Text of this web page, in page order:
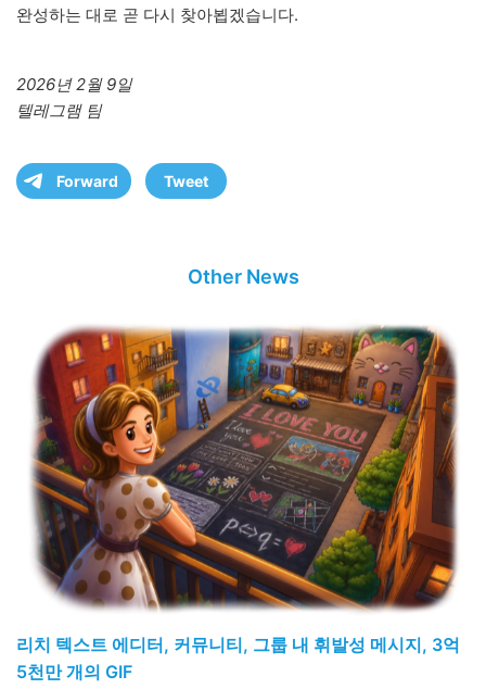
완성하는 대로 곧 다시 찾아뵙겠습니다.
2026년 2월 9일
텔레그램 팀
Forward Tweet
Other News
리치 텍스트 에디터, 커뮤니티, 그룹 내 휘발성 메시지, 3억
5천만 개의 GIF